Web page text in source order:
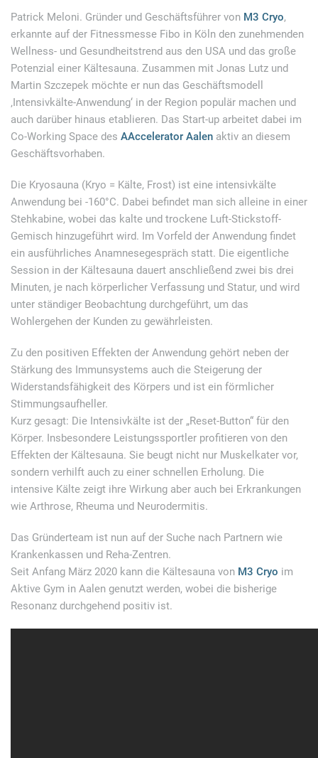
Patrick Meloni. Gründer und Geschäftsführer von M3 Cryo,
erkannte auf der Fitnessmesse Fibo in Köln den zunehmenden
Wellness- und Gesundheitstrend aus den USA und das große
Potenzial einer Kältesauna. Zusammen mit Jonas Lutz und
Martin Szczepek möchte er nun das Geschäftsmodell
‚Intensivkälte-Anwendung‘ in der Region populär machen und
auch darüber hinaus etablieren. Das Start-up arbeitet dabei im
Co-Working Space des AAccelerator Aalen aktiv an diesem
Geschäftsvorhaben.
Die Kryosauna (Kryo = Kälte, Frost) ist eine intensivkälte
Anwendung bei -160°C. Dabei befindet man sich alleine in einer
Stehkabine, wobei das kalte und trockene Luft-Stickstoff-
Gemisch hinzugeführt wird. Im Vorfeld der Anwendung findet
ein ausführliches Anamnesegespräch statt. Die eigentliche
Session in der Kältesauna dauert anschließend zwei bis drei
Minuten, je nach körperlicher Verfassung und Statur, und wird
unter ständiger Beobachtung durchgeführt, um das
Wohlergehen der Kunden zu gewährleisten.
Zu den positiven Effekten der Anwendung gehört neben der
Stärkung des Immunsystems auch die Steigerung der
Widerstandsfähigkeit des Körpers und ist ein förmlicher
Stimmungsaufheller.
Kurz gesagt: Die Intensivkälte ist der „Reset-Button“ für den
Körper. Insbesondere Leistungssportler profitieren von den
Effekten der Kältesauna. Sie beugt nicht nur Muskelkater vor,
sondern verhilft auch zu einer schnellen Erholung. Die
intensive Kälte zeigt ihre Wirkung aber auch bei Erkrankungen
wie Arthrose, Rheuma und Neurodermitis.
Das Gründerteam ist nun auf der Suche nach Partnern wie
Krankenkassen und Reha-Zentren.
Seit Anfang März 2020 kann die Kältesauna von M3 Cryo im
Aktive Gym in Aalen genutzt werden, wobei die bisherige
Resonanz durchgehend positiv ist.